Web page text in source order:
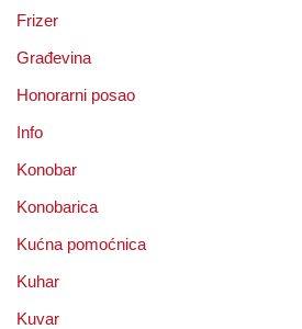
Frizer
Građevina
Honorarni posao
Info
Konobar
Konobarica
Kućna pomoćnica
Kuhar
Kuvar